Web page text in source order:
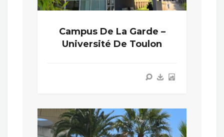
Campus De La Garde –
Université De Toulon